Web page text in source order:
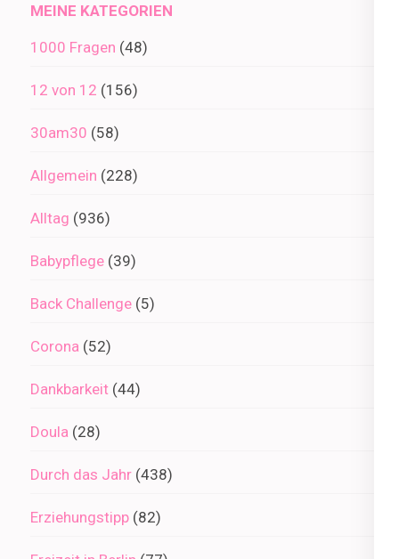
MEINE KATEGORIEN
1000 Fragen (48)
12 von 12 (156)
30am30 (58)
Allgemein (228)
Alltag (936)
Babypflege (39)
Back Challenge (5)
Corona (52)
Dankbarkeit (44)
Doula (28)
Durch das Jahr (438)
Erziehungstipp (82)